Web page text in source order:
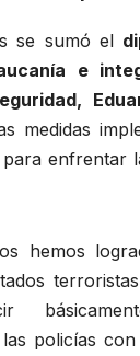
se sumó el
e
medidas
enfrentar
hemos
policías